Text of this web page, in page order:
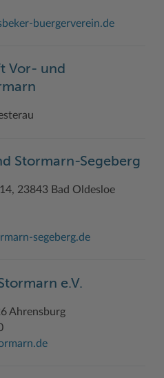
buergerverein.de
Vor- und
Stormarn-Segeberg
23843 Bad Oldesloe
segeberg.de
e.V.
Ahrensburg